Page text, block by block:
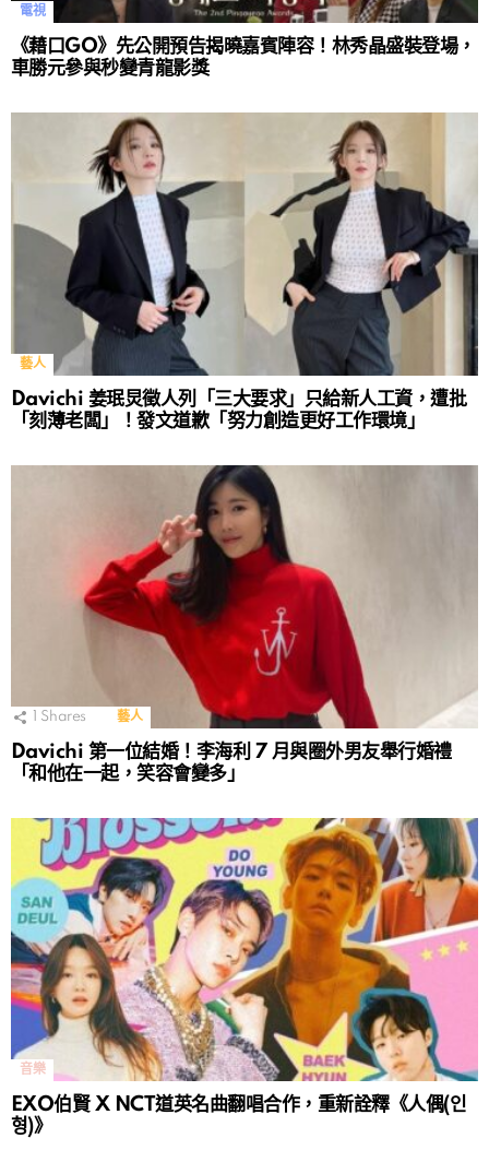
電視
《藉口GO》先公開預告揭曉嘉賓陣容！林秀晶盛裝登場，
車勝元參與秒變青龍影獎
藝人
Davichi 姜珉炅徵人列「三大要求」只給新人工資，遭批
「刻薄老闆」！發文道歉「努力創造更好工作環境」
Shares 藝人
Davichi 第一位結婚！李海利 7 月與圈外男友舉行婚禮
「和他在一起，笑容會變多」
音樂
EXO伯賢 X NCT道英名曲翻唱合作，重新詮釋《人偶(인
형)》